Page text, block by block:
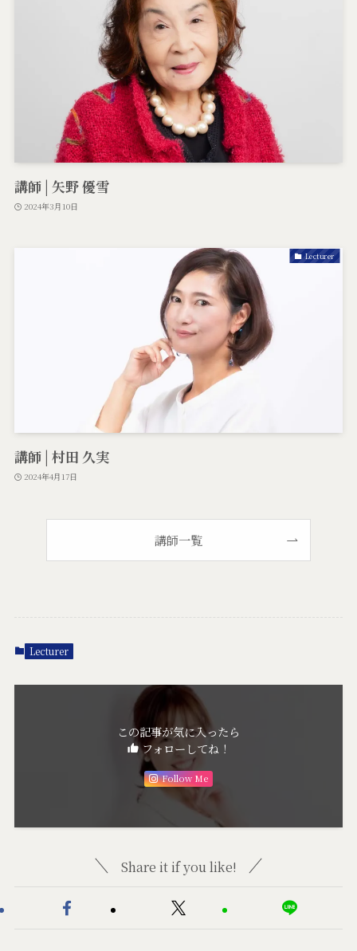
講師 | 矢野 優雪
2024年3月10日
Lecturer
講師 | 村田 久実
2024年4月17日
講師一覧
Lecturer
この記事が気に入ったら
フォローしてね！
Follow Me
Share it if you like!